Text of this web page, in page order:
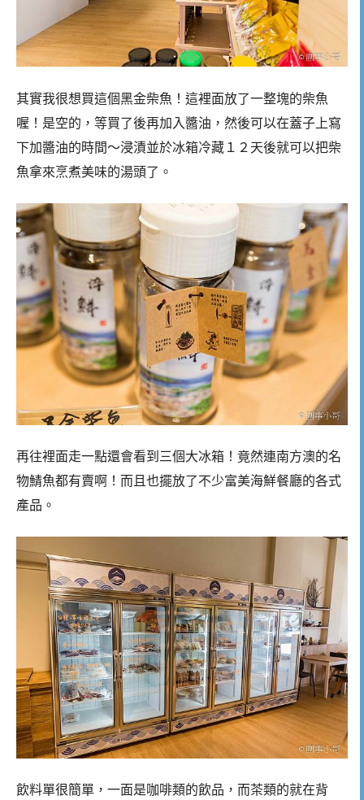
其實我很想買這個黑金柴魚！這裡面放了一整塊的柴魚
喔！是空的，等買了後再加入醬油，然後可以在蓋子上寫
下加醬油的時間～浸漬並於冰箱冷藏１２天後就可以把柴
魚拿來烹煮美味的湯頭了。
再往裡面走一點還會看到三個大冰箱！竟然連南方澳的名
物鯖魚都有賣啊！而且也擺放了不少富美海鮮餐廳的各式
產品。
飲料單很簡單，一面是咖啡類的飲品，而茶類的就在背